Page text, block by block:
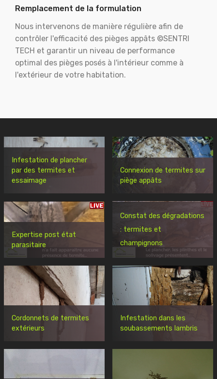
Remplacement de la formulation
Nous intervenons de manière régulière afin de
contrôler l'efficacité des pièges appâts ©SENTRI
TECH et garantir un niveau de performance
optimal des pièges posés à l'intérieur comme à
l'extérieur de votre habitation.
Infestation de plancher
par des termites et
essaimage
Connexion de termites sur
piège appâts
Expertise post état
parasitaire
Constat des dégradations
: termites et
champignons
Cordonnets de termites
extérieurs
Infestation dans les
soubassements lambris